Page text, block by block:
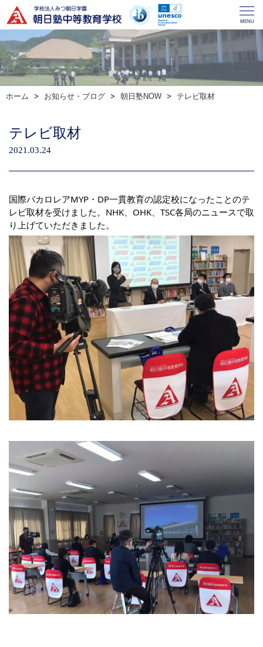
MENU
ホーム お知らせ・ブログ 朝日塾NOW テレビ取材
テレビ取材
2021.03.24
国際バカロレアMYP・DP一貫教育の認定校になったことのテ
レビ取材を受けました。NHK、OHK、TSC各局のニュースで取
り上げていただきました。